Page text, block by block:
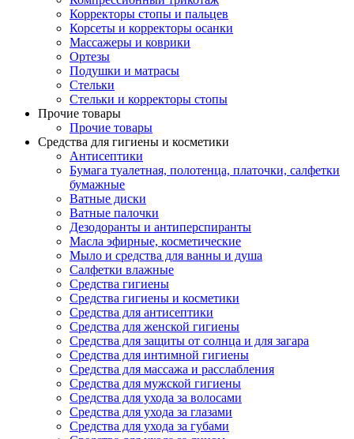
Корректоры стопы и пальцев
Корсеты и корректоры осанки
Массажеры и коврики
Ортезы
Подушки и матрасы
Стельки
Стельки и корректоры стопы
Прочие товары
Прочие товары
Средства для гигиены и косметики
Антисептики
Бумага туалетная, полотенца, платочки, салфетки
бумажные
Ватные диски
Ватные палочки
Дезодоранты и антиперспиранты
Масла эфирные, косметические
Мыло и средства для ванны и душа
Салфетки влажные
Средства гигиены
Средства гигиены и косметики
Средства для антисептики
Средства для женской гигиены
Средства для защиты от солнца и для загара
Средства для интимной гигиены
Средства для массажа и расслабления
Средства для мужской гигиены
Средства для ухода за волосами
Средства для ухода за глазами
Средства для ухода за губами